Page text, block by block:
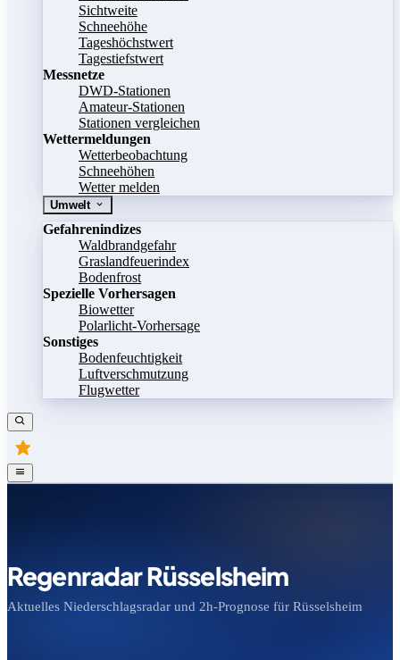
Sichtweite
Schneehöhe
Tageshöchstwert
Tagestiefstwert
Messnetze
DWD-Stationen
Amateur-Stationen
Stationen vergleichen
Wettermeldungen
Wetterbeobachtung
Schneehöhen
Wetter melden
Umwelt
Gefahrenindizes
Waldbrandgefahr
Graslandfeuerindex
Bodenfrost
Spezielle Vorhersagen
Biowetter
Polarlicht-Vorhersage
Sonstiges
Bodenfeuchtigkeit
Luftverschmutzung
Flugwetter
Regenradar Rüsselsheim
Aktuelles Niederschlagsradar und 2h-Prognose für Rüsselsheim